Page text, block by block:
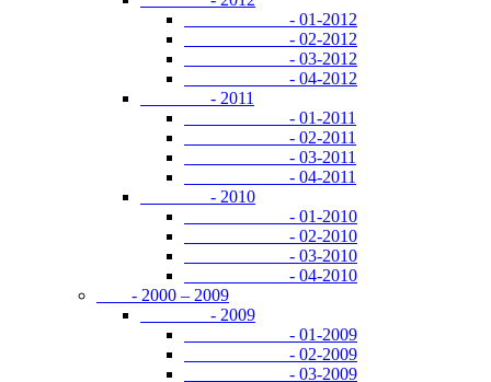
- 01-2012
- 02-2012
- 03-2012
- 04-2012
- 2011
- 01-2011
- 02-2011
- 03-2011
- 04-2011
- 2010
- 01-2010
- 02-2010
- 03-2010
- 04-2010
- 2000 – 2009
- 2009
- 01-2009
- 02-2009
- 03-2009